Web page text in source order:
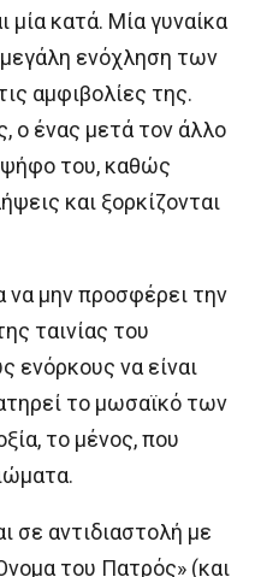
μία κατά. Μία γυναίκα
μεγάλη ενόχληση των
αμφιβολίες της.
ο ένας μετά τον άλλο
ψήφο του, καθώς
και ξορκίζονται
να μην προσφέρει την
ταινίας του
ενόρκους να είναι
το μωσαϊκό των
το μένος, που
σε αντιδιαστολή με
του Πατρός» (και